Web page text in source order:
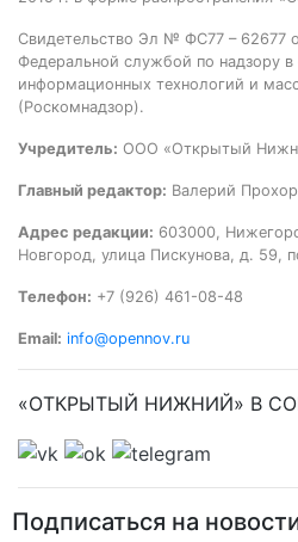
Свидетельство Эл № ФС77 – 62677
Федеральной службой по надзору в
информационных технологий и
(Роскомнадзор).
Учредитель: ООО «Открытый
Главный редактор: Валерий
Адрес редакции: 603000,
Новгород, улица Пискунова, д. 59,
Телефон: +7 (926) 461-08-48
Email: info@opennov.ru
«ОТКРЫТЫЙ НИЖНИЙ» В
Подписаться на